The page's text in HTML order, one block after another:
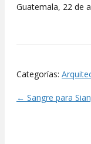
Guatemala, 22 de
Categorías:
Posts
← Sangre para